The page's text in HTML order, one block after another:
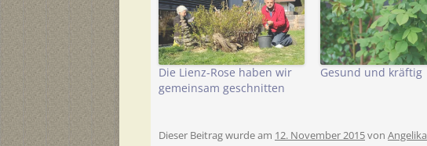
Die Lienz-Rose haben wir
gemeinsam geschnitten
Gesund und kräftig
Dieser Beitrag wurde am 12. November 2015von Angelika